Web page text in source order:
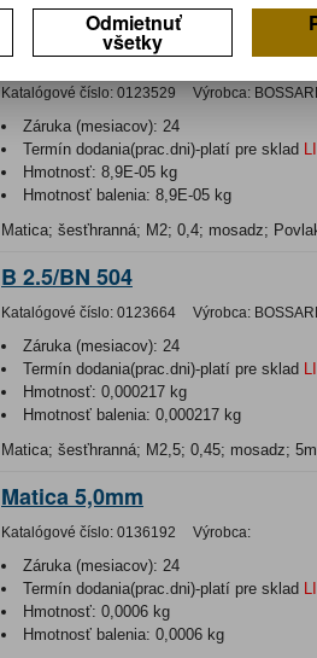
Matice šestihranná pozinkovaná M1,8mm
B 2/BN 508
Katalógové číslo: 0123529 Výrobca:
Záruka (mesiacov): 24
Termín dodania(prac.dni)-platí pre sklad
Hmotnosť: 8,9E-05 kg
Hmotnosť balenia: 8,9E-05 kg
Matica; šesťhranná; M2; 0,4; mosadz;
B 2.5/BN 504
Katalógové číslo: 0123664 Výrobca:
Záruka (mesiacov): 24
Termín dodania(prac.dni)-platí pre sklad
Hmotnosť: 0,000217 kg
Hmotnosť balenia: 0,000217 kg
Matica; šesťhranná; M2,5; 0,45; mosadz;
Matica 5,0mm
Katalógové číslo: 0136192 Výrobca:
Záruka (mesiacov): 24
Termín dodania(prac.dni)-platí pre sklad
Hmotnosť: 0,0006 kg
Hmotnosť balenia: 0,0006 kg
Odmietnuť
všetky